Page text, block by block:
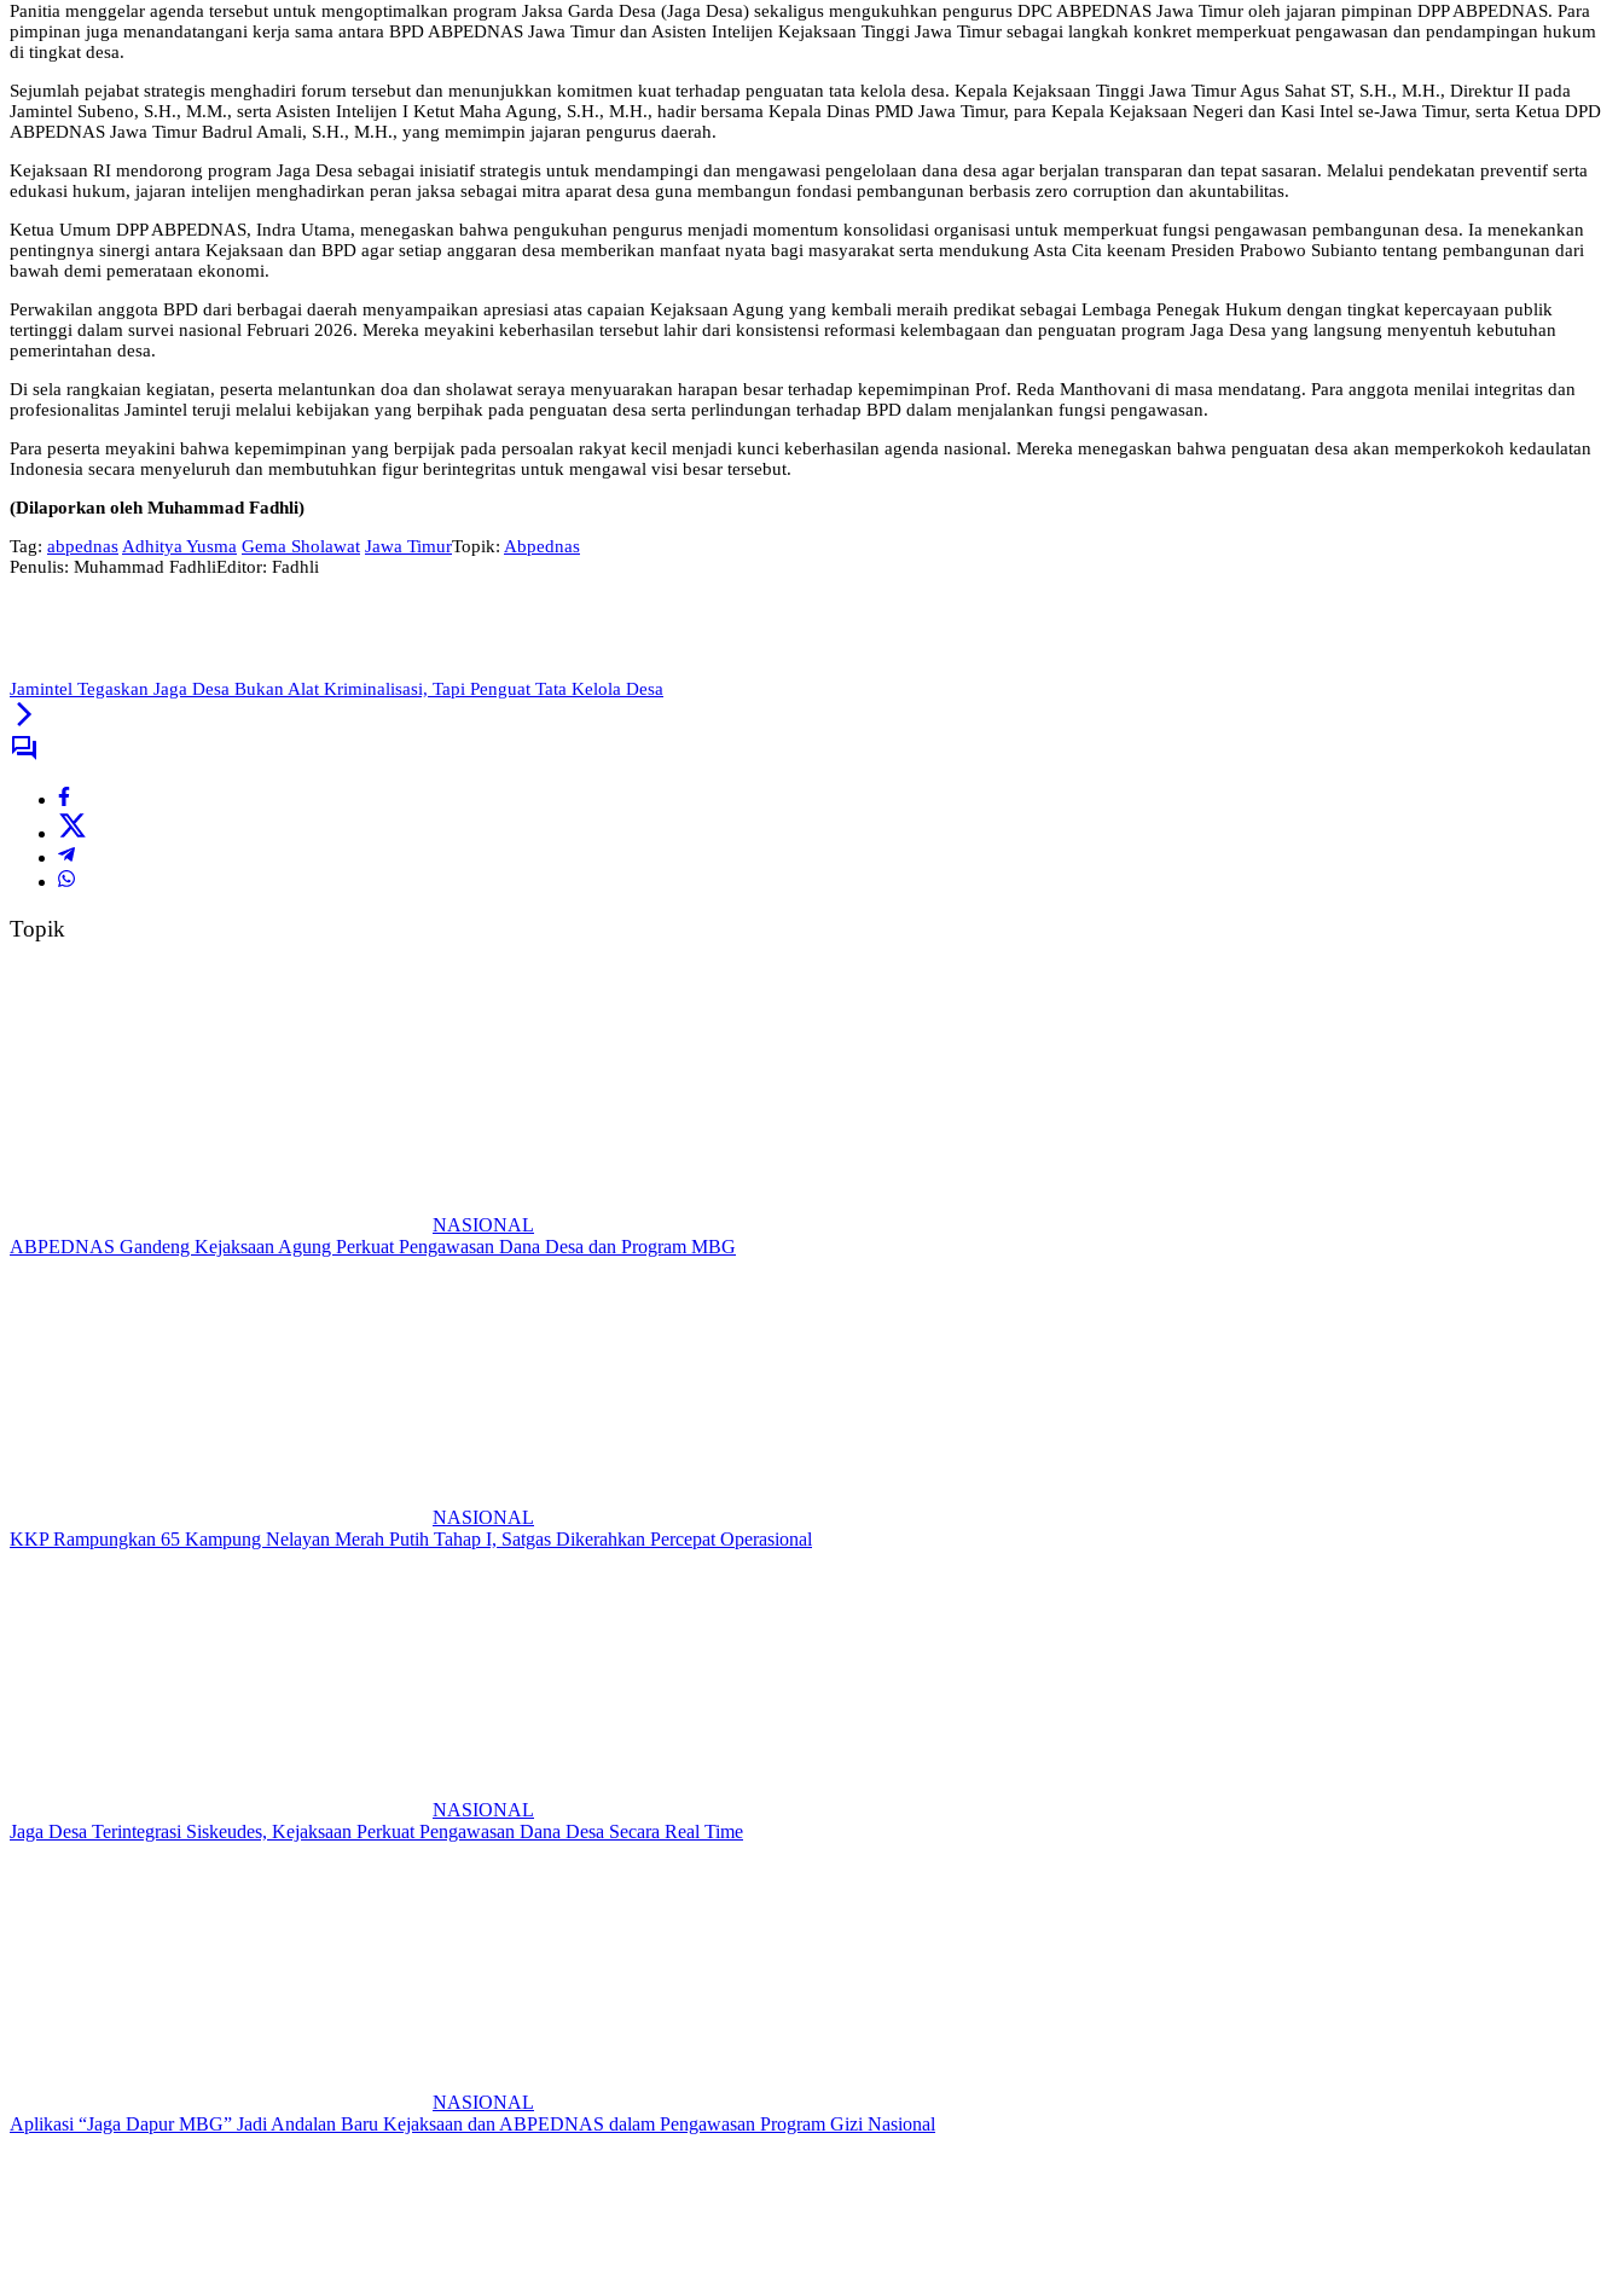
Panitia menggelar agenda tersebut untuk mengoptimalkan program Jaksa Garda Desa (Jaga Desa) sekaligus mengukuhkan pengurus DPC ABPEDNAS Jawa Timur oleh jajaran pimpinan DPP ABPEDNAS. Para
pimpinan juga menandatangani kerja sama antara BPD ABPEDNAS Jawa Timur dan Asisten Intelijen Kejaksaan Tinggi Jawa Timur sebagai langkah konkret memperkuat pengawasan dan pendampingan hukum
di tingkat desa.
Sejumlah pejabat strategis menghadiri forum tersebut dan menunjukkan komitmen kuat terhadap penguatan tata kelola desa. Kepala Kejaksaan Tinggi Jawa Timur Agus Sahat ST, S.H., M.H., Direktur II pada
Jamintel Subeno, S.H., M.M., serta Asisten Intelijen I Ketut Maha Agung, S.H., M.H., hadir bersama Kepala Dinas PMD Jawa Timur, para Kepala Kejaksaan Negeri dan Kasi Intel se-Jawa Timur, serta Ketua DPD
ABPEDNAS Jawa Timur Badrul Amali, S.H., M.H., yang memimpin jajaran pengurus daerah.
Kejaksaan RI mendorong program Jaga Desa sebagai inisiatif strategis untuk mendampingi dan mengawasi pengelolaan dana desa agar berjalan transparan dan tepat sasaran. Melalui pendekatan preventif serta
edukasi hukum, jajaran intelijen menghadirkan peran jaksa sebagai mitra aparat desa guna membangun fondasi pembangunan berbasis zero corruption dan akuntabilitas.
Ketua Umum DPP ABPEDNAS, Indra Utama, menegaskan bahwa pengukuhan pengurus menjadi momentum konsolidasi organisasi untuk memperkuat fungsi pengawasan pembangunan desa. Ia menekankan
pentingnya sinergi antara Kejaksaan dan BPD agar setiap anggaran desa memberikan manfaat nyata bagi masyarakat serta mendukung Asta Cita keenam Presiden Prabowo Subianto tentang pembangunan dari
bawah demi pemerataan ekonomi.
Perwakilan anggota BPD dari berbagai daerah menyampaikan apresiasi atas capaian Kejaksaan Agung yang kembali meraih predikat sebagai Lembaga Penegak Hukum dengan tingkat kepercayaan publik
tertinggi dalam survei nasional Februari 2026. Mereka meyakini keberhasilan tersebut lahir dari konsistensi reformasi kelembagaan dan penguatan program Jaga Desa yang langsung menyentuh kebutuhan
pemerintahan desa.
Di sela rangkaian kegiatan, peserta melantunkan doa dan sholawat seraya menyuarakan harapan besar terhadap kepemimpinan Prof. Reda Manthovani di masa mendatang. Para anggota menilai integritas dan
profesionalitas Jamintel teruji melalui kebijakan yang berpihak pada penguatan desa serta perlindungan terhadap BPD dalam menjalankan fungsi pengawasan.
Para peserta meyakini bahwa kepemimpinan yang berpijak pada persoalan rakyat kecil menjadi kunci keberhasilan agenda nasional. Mereka menegaskan bahwa penguatan desa akan memperkokoh kedaulatan
Indonesia secara menyeluruh dan membutuhkan figur berintegritas untuk mengawal visi besar tersebut.
(Dilaporkan oleh Muhammad Fadhli)
Tag: abpednasAdhitya Yusma Gema Sholawat Jawa TimurTopik: Abpednas
Penulis: Muhammad FadhliEditor: Fadhli
Jamintel Tegaskan Jaga Desa Bukan Alat Kriminalisasi, Tapi Penguat Tata Kelola Desa
Topik
NASIONAL
ABPEDNAS Gandeng Kejaksaan Agung Perkuat Pengawasan Dana Desa dan Program MBG
NASIONAL
KKP Rampungkan 65 Kampung Nelayan Merah Putih Tahap I, Satgas Dikerahkan Percepat Operasional
NASIONAL
Jaga Desa Terintegrasi Siskeudes, Kejaksaan Perkuat Pengawasan Dana Desa Secara Real Time
NASIONAL
Aplikasi “Jaga Dapur MBG” Jadi Andalan Baru Kejaksaan dan ABPEDNAS dalam Pengawasan Program Gizi Nasional